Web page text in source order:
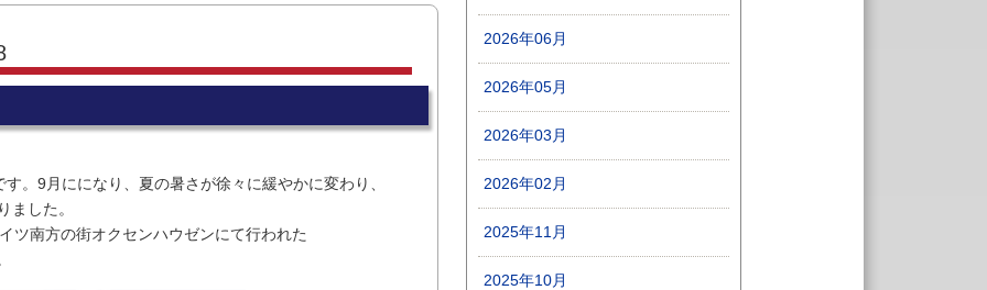
。9月にになり、夏の暑さが徐々に緩やかに変わり、
ました。
ツ南方の街オクセンハウゼンにて行われた
2026年06月
2026年05月
2026年03月
2026年02月
2025年11月
2025年10月